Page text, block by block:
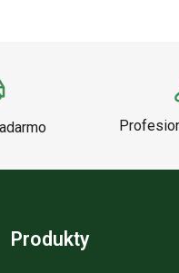
Produkty